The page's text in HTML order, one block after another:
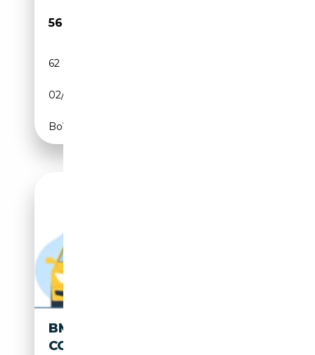
56 500€
62 755 km
02/2021
Boîte automatique
BMW M850 I XDRIVE GRAN
COUPE MMULTISITZE